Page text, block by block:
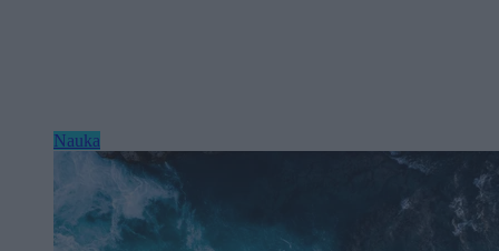
Nauka